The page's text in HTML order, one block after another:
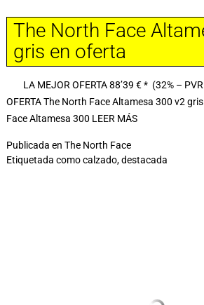
The North Face
gris en oferta
LA MEJOR OFERTA 88’39 € * (32% –
OFERTA The North Face Altamesa 300 v2
Face Altamesa 300 LEER MÁS
Publicada en The North Face
Etiquetada comocalzado,destacada